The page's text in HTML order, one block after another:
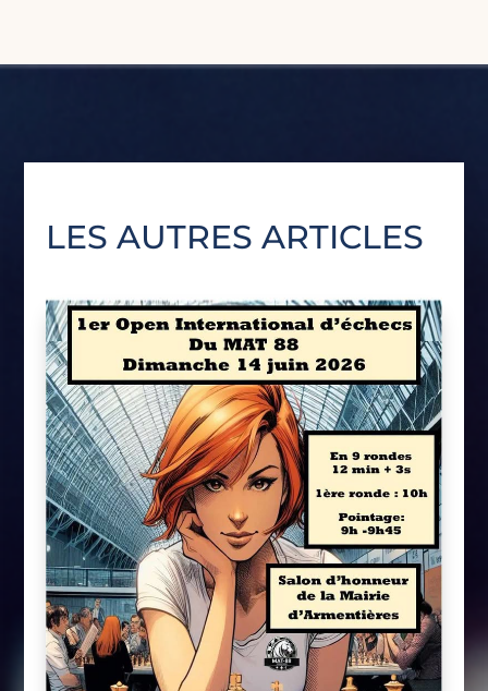
LES AUTRES ARTICLES